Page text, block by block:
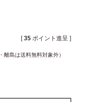
[ 35 ポイント進呈 ]
島は送料無料対象外）